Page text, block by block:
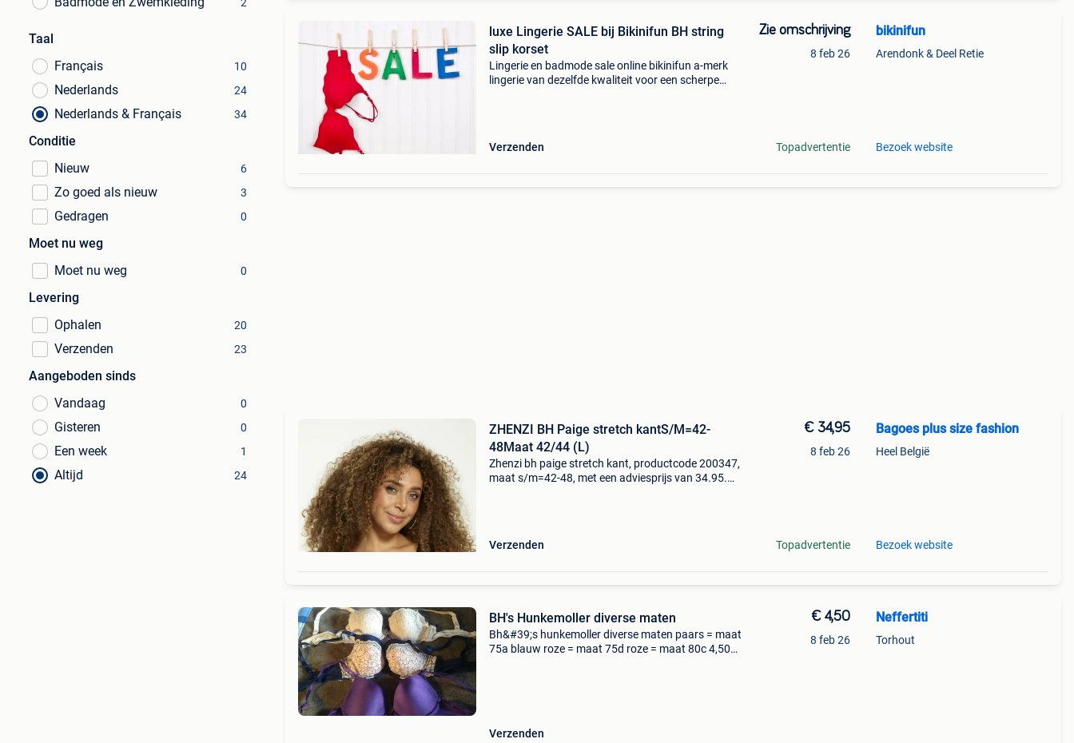
Taal
Français
10
Nederlands 24
Nederlands & Français 34
Conditie
Nieuw
6
Zo goed als nieuw 3
Gedragen 0
Moet nu weg
Moet nu weg
0
Levering
Ophalen
20
Verzenden 23
Aangeboden sinds
Vandaag
0
Gisteren 0
Een week 1
Altijd 24
luxe Lingerie SALE bij Bikinifun BH string
slip korset
Lingerie en badmode sale online bikinifun a-merk
lingerie van dezelfde kwaliteit voor een scherpe
Verzenden
Zie omschrijving
8 feb 26
Topadvertentie
bikinifun
Arendonk & Deel Retie
Bezoek website
ZHENZI BH Paige stretch kantS/M=42-
48Maat 42/44 (L)
Zhenzi bh paige stretch kant, productcode 200347,
maat s/m=42-48, met een adviesprijs van 34.95.
Verzenden
€ 34,95
8 feb 26
Topadvertentie
Bagoes plus size fashion
Heel België
Bezoek website
BH's Hunkemoller diverse maten
Bh&#39;s hunkemoller diverse maten paars = maat
75a blauw roze = maat 75d roze = maat 80c 4,50
Verzenden
€ 4,50
8 feb 26
Neffertiti
Torhout